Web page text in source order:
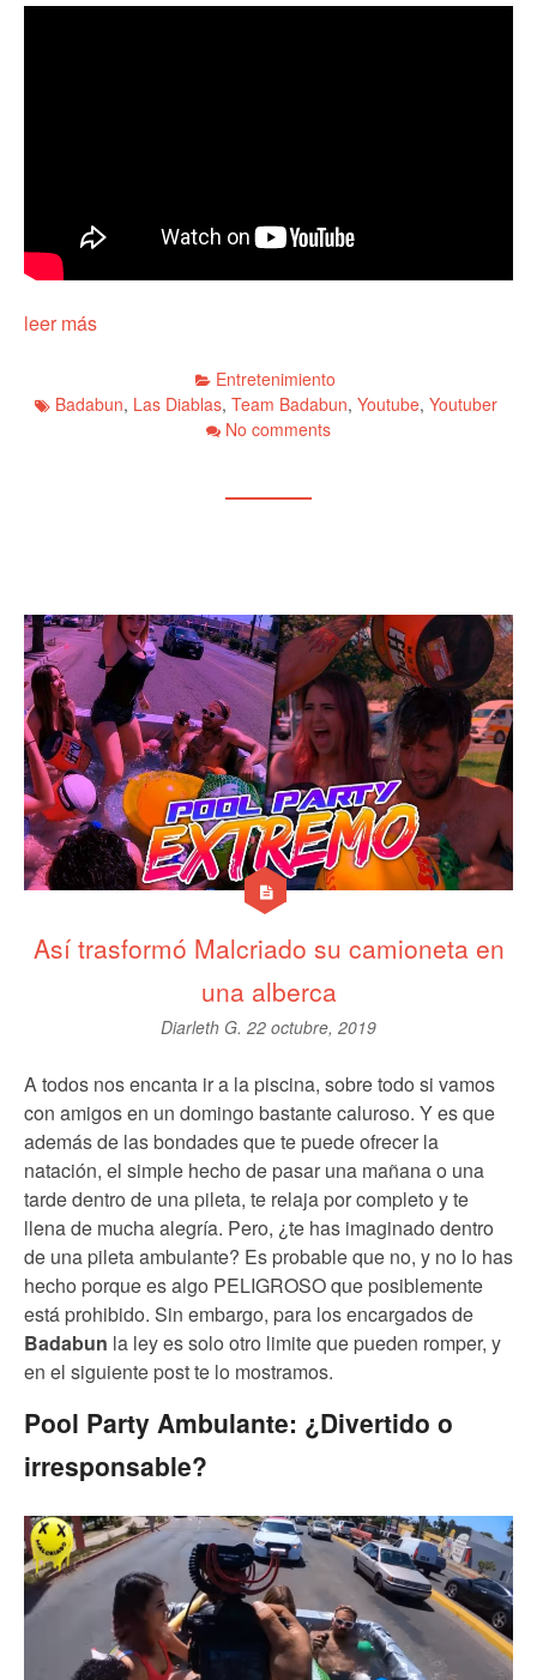
leer más
Entretenimiento
Badabun, Las Diablas, Team Badabun, Youtube, Youtuber
No comments
Así trasformó Malcriado su camioneta en
una alberca
Diarleth G. 22 octubre, 2019
A todos nos encanta ir a la piscina, sobre todo si vamos
con amigos en un domingo bastante caluroso. Y es que
además de las bondades que te puede ofrecer la
natación, el simple hecho de pasar una mañana o una
tarde dentro de una pileta, te relaja por completo y te
llena de mucha alegría. Pero, ¿te has imaginado dentro
de una pileta ambulante? Es probable que no, y no lo has
hecho porque es algo PELIGROSO que posiblemente
está prohibido. Sin embargo, para los encargados de
Badabun la ley es solo otro limite que pueden romper, y
en el siguiente post te lo mostramos.
Pool Party Ambulante: ¿Divertido o
irresponsable?